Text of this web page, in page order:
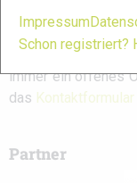
deine
ObTrailrunning -
immer ein offenes
das Kontaktformular
Partner
Impressum
Schon registriert?